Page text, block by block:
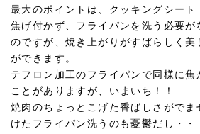
最大のポイントは、クッキングシート
焦げ付かず、フライパンを洗う必要が
のですが、焼き上がりがすばらしく美
ができます。
テフロン加工のフライパンで同様に焦
ことがありますが、いまいち！！
焼肉のちょっとこげた香ばしさがでま
けたフライパン洗うのも憂鬱だし・・